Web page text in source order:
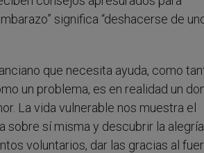
significa “deshacerse de
que necesita ayuda, como
un problema, es en realidad un
La vida vulnerable nos muestra el
sobre sí misma y descubrir la alegría
voluntarios, dar las gracias al